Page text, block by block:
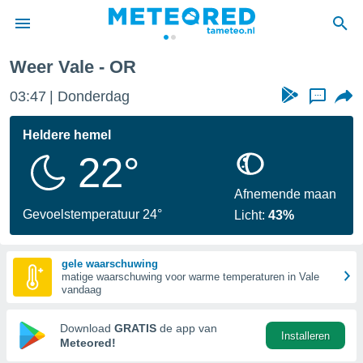
door
verstrekte
hoge
hebt de
voor
op basis
Weer Vale - OR
03:47 Donderdag ...
Heldere hemel
22°
Gevoelstemperatuur 24°
Afnemende maan
Licht:43%
gele waarschuwing
matige waarschuwing voor warme temperaturen in Vale
vandaag
Download GRATIS de app van
Meteored!
Installeren